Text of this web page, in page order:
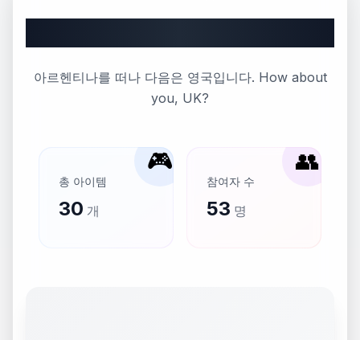
아르헨티나를 떠나 다음은 영국입니다. How about
you, UK?
🎮
총 아이템
30 개
👥
참여자 수
53 명